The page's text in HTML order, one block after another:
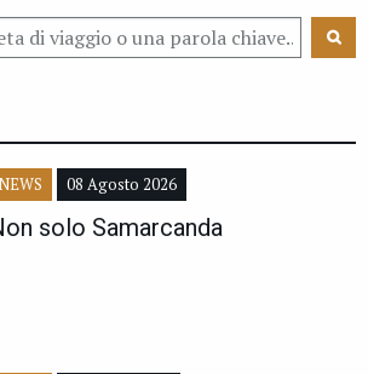
08 Agosto 2026
solo Samarcanda